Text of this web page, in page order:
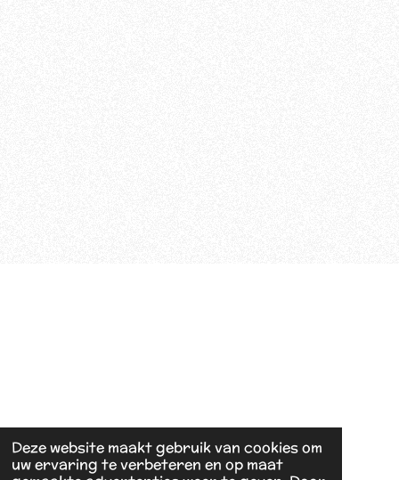
Deze website maakt gebruik van cookies om
uw ervaring te verbeteren en op maat